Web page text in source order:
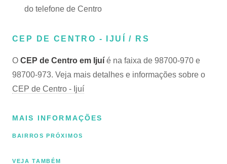
do telefone de Centro
CEP DE CENTRO - IJUÍ / RS
O CEP de Centro em Ijuí é na faixa de 98700-970 e
98700-973. Veja mais detalhes e informações sobre o
CEP de Centro - Ijuí
MAIS INFORMAÇÕES
BAIRROS PRÓXIMOS
VEJA TAMBÉM